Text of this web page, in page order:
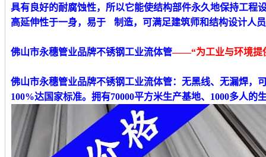
具有良好的耐腐蚀性，所以它能使结构部件永久地保持工程
高延伸性于一身，易于 制造，可满足建筑师和结构设计人
佛山市永穗管业品牌不锈钢工业流体管——“为工业与环境提
佛山市永穗管业品牌不锈钢工业流体管：无黑线、无漏焊，
100%达国家标准。拥有70000平方米生产基地、1000多人的